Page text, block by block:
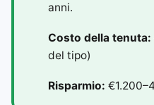
anni.
Costo della tenuta:
del tipo)
Risparmio: